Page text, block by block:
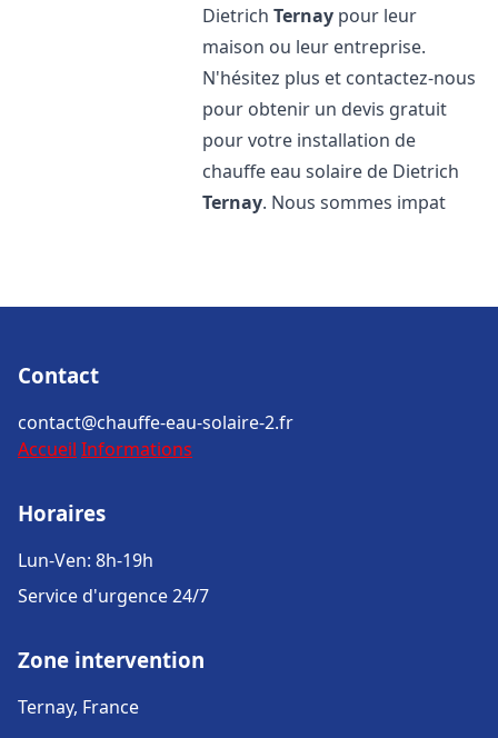
DietrichTernay pour leur
maison ou leur entreprise.
N'hésitez plus et contactez-nous
pour obtenir un devis gratuit
pour votre installation de
chauffe eau solaire de Dietrich
Ternay. Nous sommes impat
Contact
contact@chauffe-eau-solaire-2.fr
Accueil Informations
Horaires
Lun-Ven: 8h-19h
Service d'urgence 24/7
Zone intervention
Ternay, France